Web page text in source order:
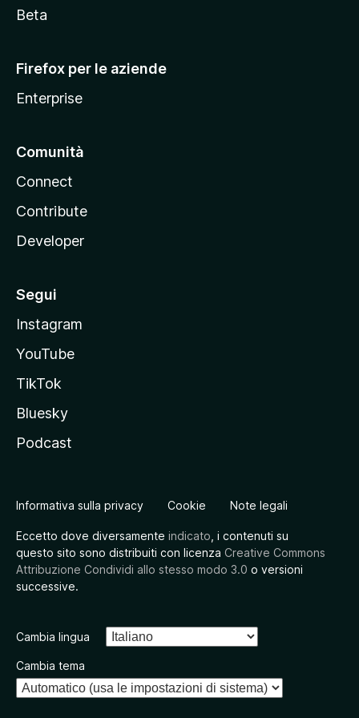
i
a
Beta
Firefox per le aziende
Enterprise
Comunità
Connect
Contribute
Developer
Segui
Instagram
YouTube
TikTok
Bluesky
Podcast
Informativa sulla privacy Cookie Note legali
Eccetto dove diversamente indicato , i contenuti su
questo sito sono distribuiti con licenza Creative Commons
Attribuzione Condividi allo stesso modo 3.0 o versioni
successive.
Cambia lingua
Cambia tema